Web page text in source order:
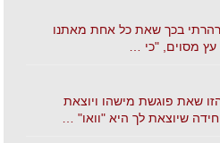
בכך שאת כל אחת מאתנו
עץ מסוים, "כי …
שאת פוגשת מישהו ויוצאת
שיוצאת לך היא "וואו" …